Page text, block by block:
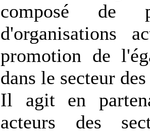
composé de
d'organisations
promotion de
dans le secteur
Il agit en
acteurs des